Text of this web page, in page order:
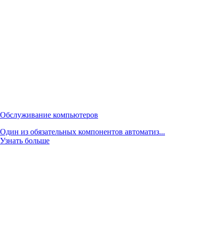
Обслуживание компьютеров
Один из обязательных компонентов автоматиз...
Узнать больше